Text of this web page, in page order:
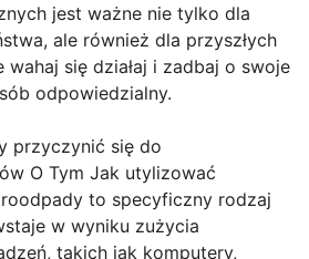
jest ważne nie tylko dla
ale również dla przyszłych
wahaj się działaj i zadbaj o swoje
odpowiedzialny.
przyczynić się do
O Tym Jak utylizować
to specyficzny rodzaj
w wyniku zużycia
takich jak komputery,